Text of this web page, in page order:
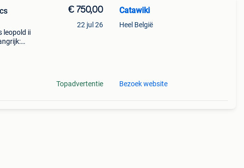
leopold ii
€ 750,00
22 jul 26
Topadvertentie
Catawiki
Heel België
Bezoek website